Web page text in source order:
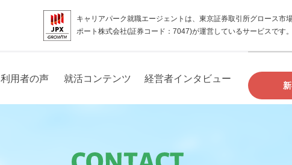
キャリアパーク就職エージェントは、東京証券取引所グロース市
ポート株式会社(証券コード：7047)が運営しているサービスです。
利用者の声 就活コンテンツ 経営者インタビュー